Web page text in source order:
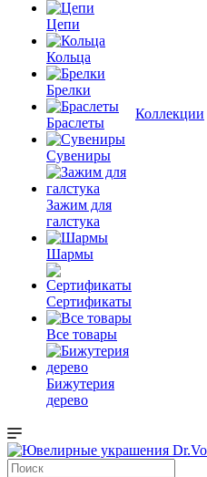
Цепи
Кольца
Брелки
Браслеты
Сувениры
Зажим для
галстука
Шармы
Сертификаты
Все товары
Бижутерия
дерево
Коллекции